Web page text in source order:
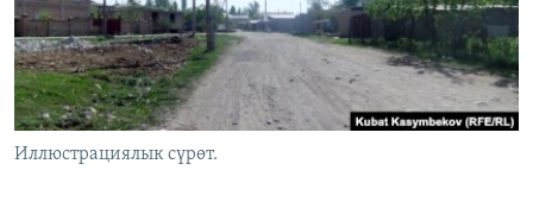
ЭЕ/АРнун бардык сайттары
Иллюстрациялык сүрөт.